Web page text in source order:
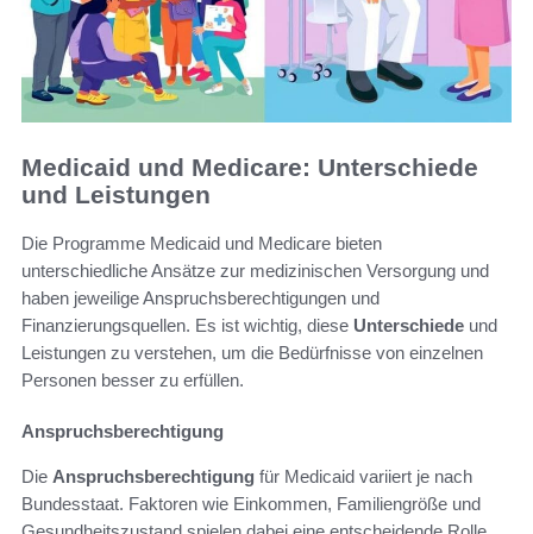
Medicaid und Medicare: Unterschiede
und Leistungen
Die Programme Medicaid und Medicare bieten
unterschiedliche Ansätze zur medizinischen Versorgung und
haben jeweilige Anspruchsberechtigungen und
Finanzierungsquellen. Es ist wichtig, diese Unterschiede und
Leistungen zu verstehen, um die Bedürfnisse von einzelnen
Personen besser zu erfüllen.
Anspruchsberechtigung
Die Anspruchsberechtigung für Medicaid variiert je nach
Bundesstaat. Faktoren wie Einkommen, Familiengröße und